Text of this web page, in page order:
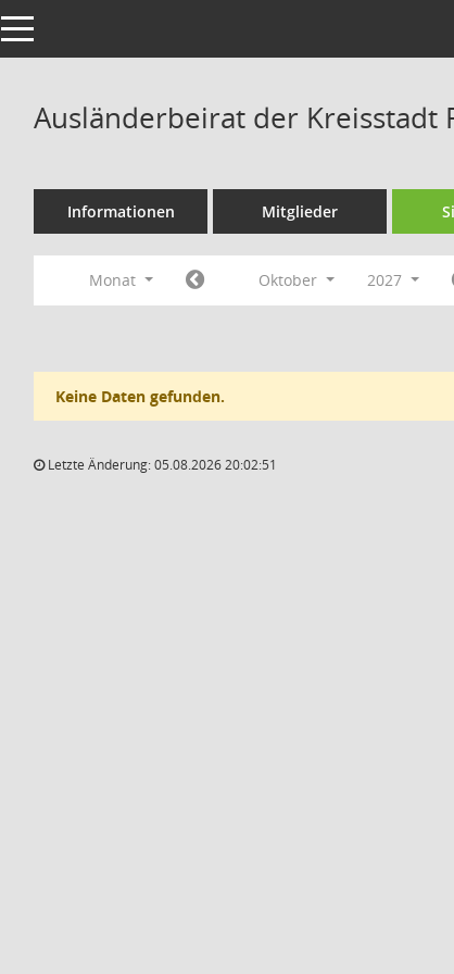
Toggle navigation
Ausländerbeirat der Kreisstadt
Informationen Mitglieder
Monat Oktober 2027
Keine Daten gefunden.
Letzte Änderung: 05.08.2026 20:02:51